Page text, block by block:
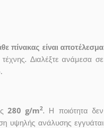
πίνακας είναι αποτέλεσμα
Διαλέξτε ανάμεσα σε
280 g/m2. Η ποιότητα δεν
υψηλής ανάλυσης εγγυάται